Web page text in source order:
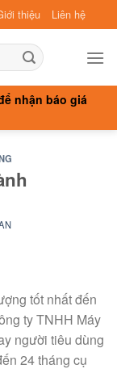
thiệu Liên hệ
nhận báo giá
tốt nhất đến
ty TNHH Máy
người tiêu dùng
24 tháng cụ